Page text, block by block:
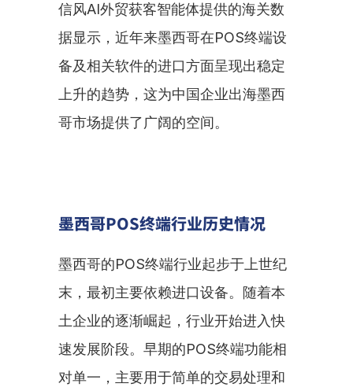
信风AI外贸获客智能体提供的海关数
据显示，近年来墨西哥在POS终端设
备及相关软件的进口方面呈现出稳定
上升的趋势，这为中国企业出海墨西
哥市场提供了广阔的空间。
墨西哥POS终端行业历史情况
墨西哥的POS终端行业起步于上世纪
末，最初主要依赖进口设备。随着本
土企业的逐渐崛起，行业开始进入快
速发展阶段。早期的POS终端功能相
对单一，主要用于简单的交易处理和